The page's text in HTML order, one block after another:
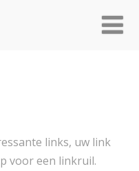
links, uw link
voor een linkruil.